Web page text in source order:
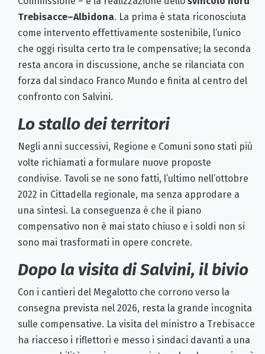
Trebisacce–Albidona. La prima è stata riconosciuta
come intervento effettivamente sostenibile, l’unico
che oggi risulta certo tra le compensative; la seconda
resta ancora in discussione, anche se rilanciata con
forza dal sindaco Franco Mundo e finita al centro del
confronto con Salvini.
Lo stallo dei territori
Negli anni successivi, Regione e Comuni sono stati più
volte richiamati a formulare nuove proposte
condivise. Tavoli se ne sono fatti, l’ultimo nell’ottobre
2022 in Cittadella regionale, ma senza approdare a
una sintesi. La conseguenza è che il piano
compensativo non è mai stato chiuso e i soldi non si
sono mai trasformati in opere concrete.
Dopo la visita di Salvini, il bivio
Con i cantieri del Megalotto che corrono verso la
consegna prevista nel 2026, resta la grande incognita
sulle compensative. La visita del ministro a Trebisacce
ha riacceso i riflettori e messo i sindaci davanti a una